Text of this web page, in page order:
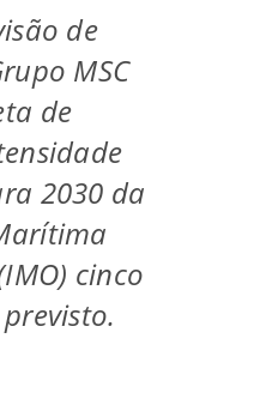
de
MSC
de
2030 da
cinco